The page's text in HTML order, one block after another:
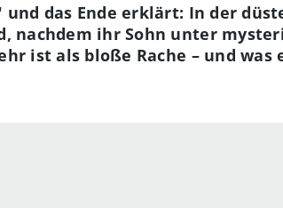
und das Ende erklärt: In der
nachdem ihr Sohn unter
ist als bloße Rache – und